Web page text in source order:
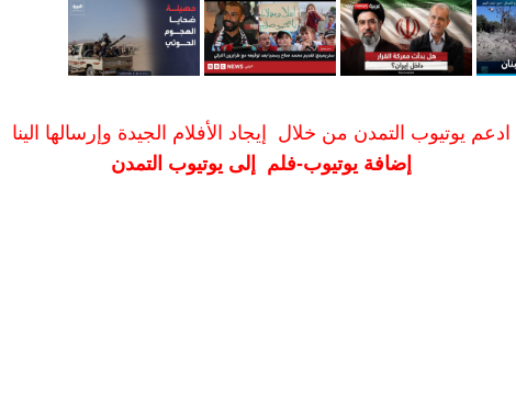
ادعم يوتيوب التمدن من خلال إيجاد الأفلام الجيدة وإرسالها الينا
إضافة يوتيوب-فلم إلى يوتيوب التمدن